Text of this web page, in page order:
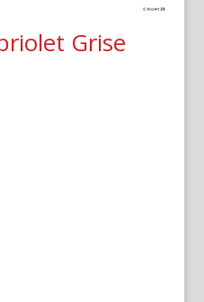
Grise